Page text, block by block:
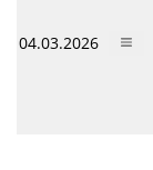
04.03.2026